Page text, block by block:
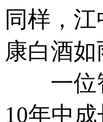
同样，
康白酒
一位智
10年中